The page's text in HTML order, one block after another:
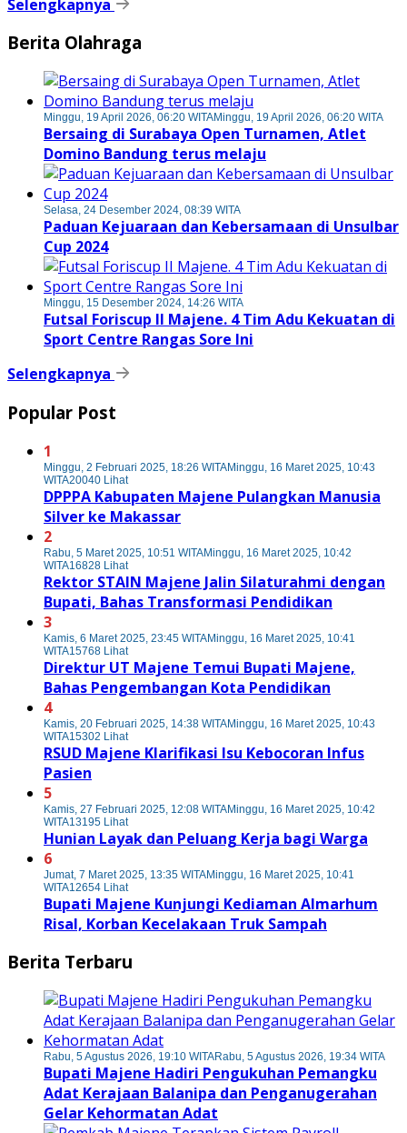
Selengkapnya
Berita Olahraga
Minggu, 19 April 2026, 06:20 WITAMinggu, 19 April 2026, 06:20 WITA
Bersaing di Surabaya Open Turnamen, Atlet
Domino Bandung terus melaju
Selasa, 24 Desember 2024, 08:39 WITA
Paduan Kejuaraan dan Kebersamaan di Unsulbar
Cup 2024
Minggu, 15 Desember 2024, 14:26 WITA
Futsal Foriscup II Majene. 4 Tim Adu Kekuatan di
Sport Centre Rangas Sore Ini
Selengkapnya
Popular Post
1
Minggu, 2 Februari 2025, 18:26 WITAMinggu, 16 Maret 2025, 10:43
WITA20040 Lihat
DPPPA Kabupaten Majene Pulangkan Manusia
Silver ke Makassar
2
Rabu, 5 Maret 2025, 10:51 WITAMinggu, 16 Maret 2025, 10:42
WITA16828 Lihat
Rektor STAIN Majene Jalin Silaturahmi dengan
Bupati, Bahas Transformasi Pendidikan
3
Kamis, 6 Maret 2025, 23:45 WITAMinggu, 16 Maret 2025, 10:41
WITA15768 Lihat
Direktur UT Majene Temui Bupati Majene,
Bahas Pengembangan Kota Pendidikan
4
Kamis, 20 Februari 2025, 14:38 WITAMinggu, 16 Maret 2025, 10:43
WITA15302 Lihat
RSUD Majene Klarifikasi Isu Kebocoran Infus
Pasien
5
Kamis, 27 Februari 2025, 12:08 WITAMinggu, 16 Maret 2025, 10:42
WITA13195 Lihat
Hunian Layak dan Peluang Kerja bagi Warga
6
Jumat, 7 Maret 2025, 13:35 WITAMinggu, 16 Maret 2025, 10:41
WITA12654 Lihat
Bupati Majene Kunjungi Kediaman Almarhum
Risal, Korban Kecelakaan Truk Sampah
Berita Terbaru
Rabu, 5 Agustus 2026, 19:10 WITARabu, 5 Agustus 2026, 19:34 WITA
Bupati Majene Hadiri Pengukuhan Pemangku
Adat Kerajaan Balanipa dan Penganugerahan
Gelar Kehormatan Adat